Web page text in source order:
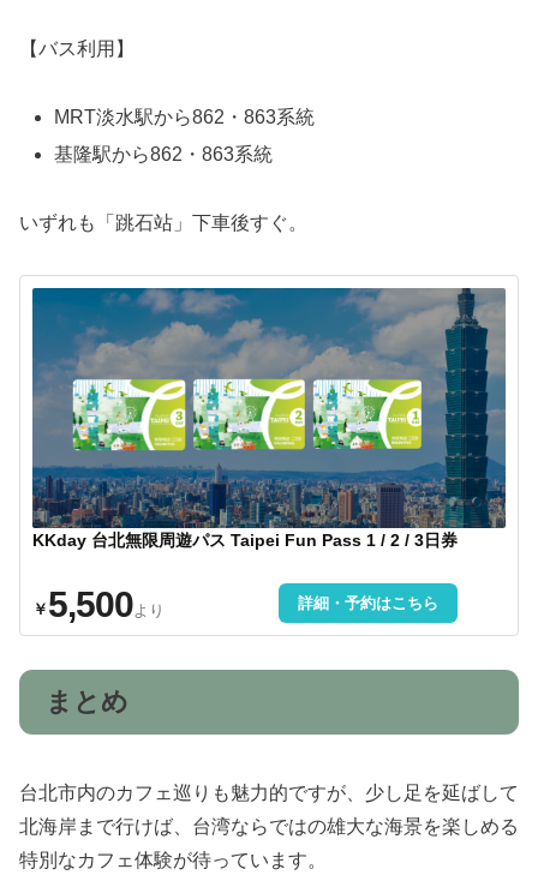
【バス利用】
MRT淡水駅から862・863系統
基隆駅から862・863系統
いずれも「跳石站」下車後すぐ。
KKday 台北無限周遊パス Taipei Fun Pass 1 / 2 / 3日券
￥ 5,500より 詳細・予約はこちら
まとめ
台北市内のカフェ巡りも魅力的ですが、少し足を延ばして
北海岸まで行けば、台湾ならではの雄大な海景を楽しめる
特別なカフェ体験が待っています。